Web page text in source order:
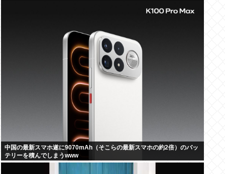
中国の最新スマホ遂に9070mAh（そこらの最新スマホの約2倍）のバッ
テリーを積んでしまうwww